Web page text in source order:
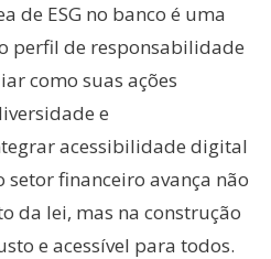
de ESG no banco é uma
perfil de responsabilidade
como suas ações
e
acessibilidade digital
setor financeiro avança não
da lei, mas na construção
e acessível para todos.